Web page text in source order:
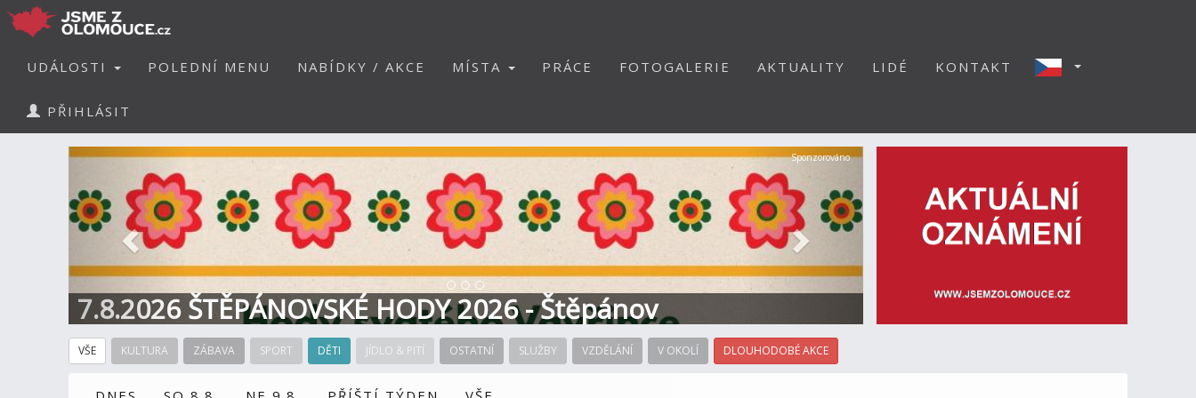
UDÁLOSTI POLEDNÍ MENU NABÍDKY / AKCE MÍSTA PRÁCE FOTOGALERIE AKTUALITY LIDÉ KONTAKT
PŘIHLÁSIT
7.8.2026 ŠTĚPÁNOVSKÉ HODY 2026 - Štěpánov
Předchozí Další
Sponzorováno
VŠE KULTURA ZÁBAVA SPORT DĚTI JÍDLO & PITÍ OSTATNÍ SLUŽBY VZDĚLÁNÍ V OKOLÍ DLOUHODOBÉ AKCE